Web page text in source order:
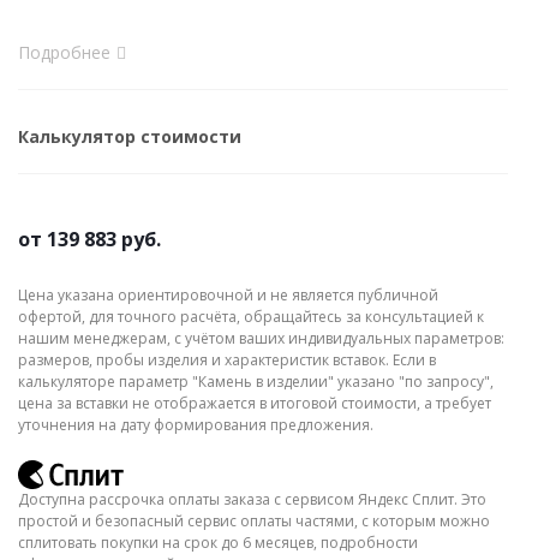
Подробнее
Калькулятор стоимости
от 139 883 руб.
Цена указана ориентировочной и не является публичной
офертой, для точного расчёта, обращайтесь за консультацией к
нашим менеджерам, с учётом ваших индивидуальных параметров:
размеров, пробы изделия и характеристик вставок. Если в
калькуляторе параметр "Камень в изделии" указано "по запросу",
цена за вставки не отображается в итоговой стоимости, а требует
уточнения на дату формирования предложения.
Доступна рассрочка оплаты заказа с сервисом Яндекс Сплит. Это
простой и безопасный сервис оплаты частями, с которым можно
сплитовать покупки на срок до 6 месяцев, подробности